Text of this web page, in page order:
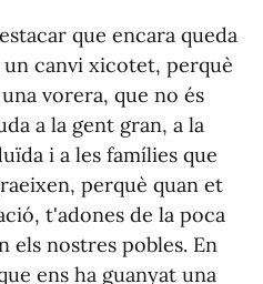
que encara queda
canvi xicotet, perquè
vorera, que no és
a la gent gran, a la
i a les famílies que
perquè quan et
t'adones de la poca
els nostres pobles. En
ens ha guanyat una